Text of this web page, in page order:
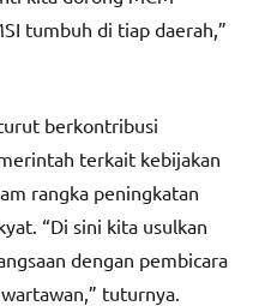
tumbuh di tiap daerah,”
berkontribusi
terkait kebijakan
rangka peningkatan
“Di sini kita usulkan
dengan pembicara
tuturnya.